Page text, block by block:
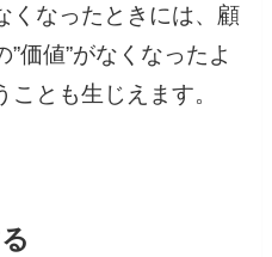
くなったときには、顧
価値”がなくなったよ
とも生じえます。